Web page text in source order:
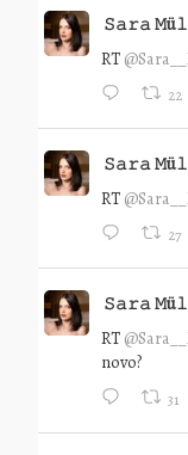
𝚂𝚊𝚛𝚊
RT
22
𝚂𝚊𝚛𝚊
RT
27
𝚂𝚊𝚛𝚊
RT
novo?
31